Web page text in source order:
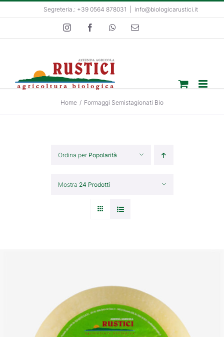
al
Segreteria.: +39 0564 878031 info@biologicarustici.it
InstagramFacebookWhatsApp
Email
Home / Formaggi Semistagionati Bio
Ordina per Popolarità
Mostra 24 Prodotti